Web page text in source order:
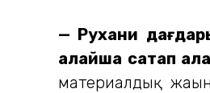
— Рухани
қалайша сақтап
материалдық